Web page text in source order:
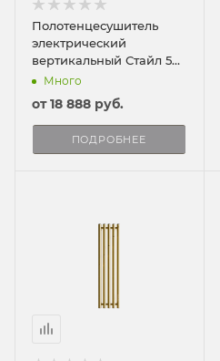
Полотенцесушитель
электрический
вертикальный Стайл 5
150/23
Много
от18 888 руб.
ПОДРОБНЕЕ